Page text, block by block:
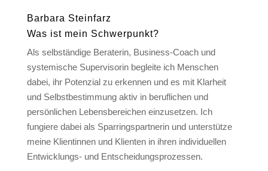
Barbara Steinfarz
Was ist mein Schwerpunkt?
Als selbständige Beraterin, Business-Coach und
systemische Supervisorin begleite ich Menschen
dabei, ihr Potenzial zu erkennen und es mit Klarheit
und Selbstbestimmung aktiv in beruflichen und
persönlichen Lebensbereichen einzusetzen. Ich
fungiere dabei als Sparringspartnerin und unterstütze
meine Klientinnen und Klienten in ihren individuellen
Entwicklungs- und Entscheidungsprozessen.